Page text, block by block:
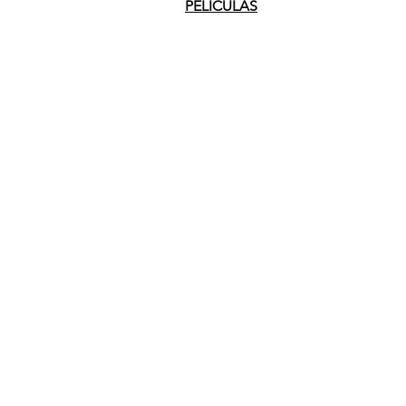
PELICULAS